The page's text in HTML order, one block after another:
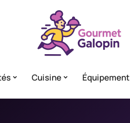
Cuisine Équipement